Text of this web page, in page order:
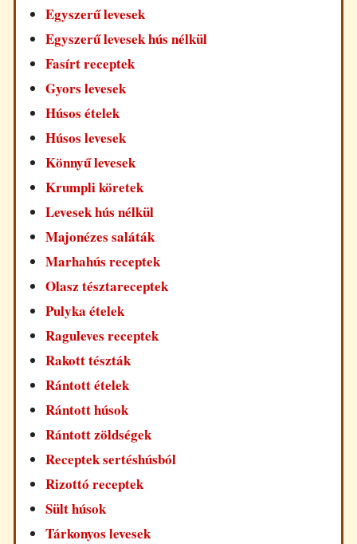
Egyszerű levesek
Egyszerű levesek hús nélkül
Fasírt receptek
Gyors levesek
Húsos ételek
Húsos levesek
Könnyű levesek
Krumpli köretek
Levesek hús nélkül
Majonézes saláták
Marhahús receptek
Olasz tésztareceptek
Pulyka ételek
Raguleves receptek
Rakott tészták
Rántott ételek
Rántott húsok
Rántott zöldségek
Receptek sertéshúsból
Rizottó receptek
Sült húsok
Tárkonyos levesek